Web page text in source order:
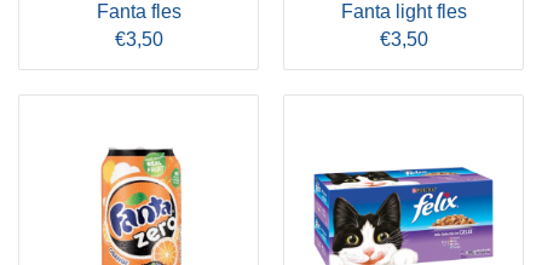
Fanta fles
€3,50
Fanta light fles
€3,50